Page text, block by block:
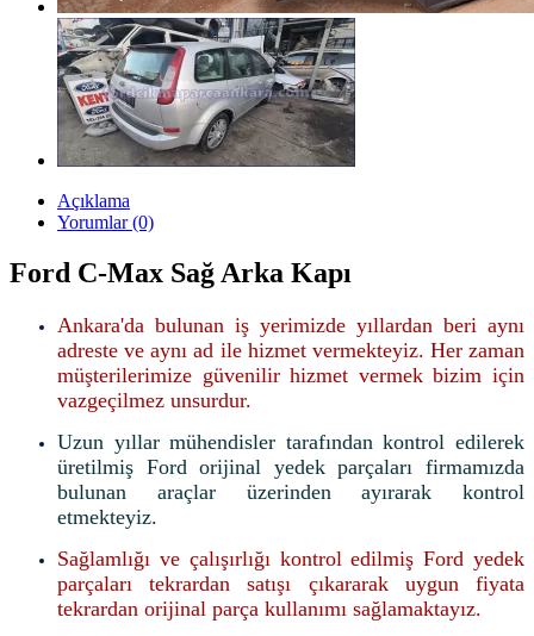
Açıklama
Yorumlar (0)
Ford C-Max Sağ Arka Kapı
Ankara'da bulunan iş yerimizde yıllardan beri aynı
adreste ve aynı ad ile hizmet vermekteyiz. Her zaman
müşterilerimize güvenilir hizmet vermek bizim için
vazgeçilmez unsurdur.
Uzun yıllar mühendisler tarafından kontrol edilerek
üretilmiş Ford orijinal yedek parçaları firmamızda
bulunan araçlar üzerinden ayırarak kontrol
etmekteyiz.
Sağlamlığı ve çalışırlığı kontrol edilmiş Ford yedek
parçaları tekrardan satışı çıkararak uygun fiyata
tekrardan orijinal parça kullanımı sağlamaktayız.